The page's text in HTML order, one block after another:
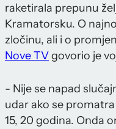
raketirala prepunu
Kramatorsku. O
zločinu, ali i o
Nove TVgovorio je
- Nije se napad
udar ako se
15, 20 godina. Onda